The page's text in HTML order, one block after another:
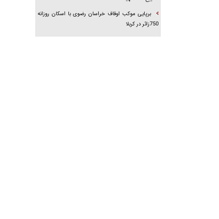
برپایی موکب اوقاف خراسان رضوی با اسکان روزانه
750زائر در کربلا